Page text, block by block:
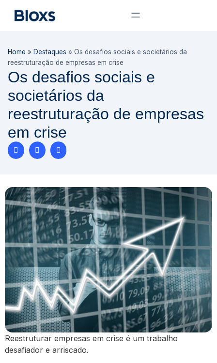
Home » Destaques » Os desafios sociais e societários da
reestruturação de empresas em crise
Os desafios sociais e
societários da
reestruturação de empresas
em crise
Reestruturar empresas em crise é um trabalho
desafiador e arriscado.